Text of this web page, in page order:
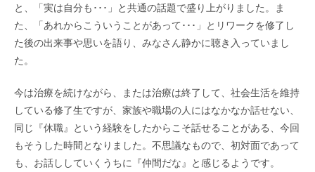
と、「実は自分も･･･」と共通の話題で盛り上がりました。ま
た、「あれからこういうことがあって･･･」とリワークを修了し
た後の出来事や思いを語り、みなさん静かに聴き入っていまし
た。
今は治療を続けながら、または治療は終了して、社会生活を維持
している修了生ですが、家族や職場の人にはなかなか話せない、
同じ『休職』という経験をしたからこそ話せることがある、今回
もそうした時間となりました。不思議なもので、初対面であって
も、お話ししていくうちに『仲間だな』と感じるようです。